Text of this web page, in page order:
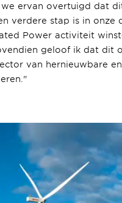
ervan overtuigd dat
verdere stap is in onze
Power activiteit
geloof ik dat dit
van hernieuwbare